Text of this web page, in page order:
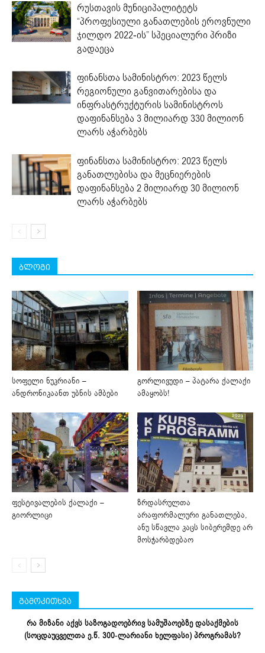
რუსთავის მუნიციპალიტეტს
“პროფესიული განათლების ეროვნული
ჯილდო 2022-ის” სპეციალური პრიზი
გადაეცა
ფინანსთა სამინისტრო: 2023 წელს
რეგიონული განვითარებისა და
ინფრასტრუქტურის სამინისტროს
დაფინანსება 3 მილიარდ 330 მილიონ
ლარს აჭარბებს
ფინანსთა სამინისტრო: 2023 წელს
განათლებისა და მეცნიერების
დაფინანსება 2 მილიარდ 30 მილიონ
ლარს აჭარბებს
ბლოგი
სოფელი ნუკრიანი –
ანდრონიკაანთ უბნის ამბები
გორლივუდი – პატარა ქალაქი
ამაყობს!
ფესტივალების ქალაქი –
გიორლიცი
ზრდასრულთა
არაფორმალური განათლება,
ანუ სწავლა კაცს სიბერემდე არ
მოსჭარბდებაო
გამოკითხვა
რა მიზანი აქვს საზოგადოებრივ სამუშაოებზე დასაქმების
(სოცდაუცველთა ე.წ. 300-ლარიანი ხელფასი) პროგრამას?